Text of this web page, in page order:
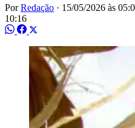
PorRedação · 15/05/2026 às
10:16